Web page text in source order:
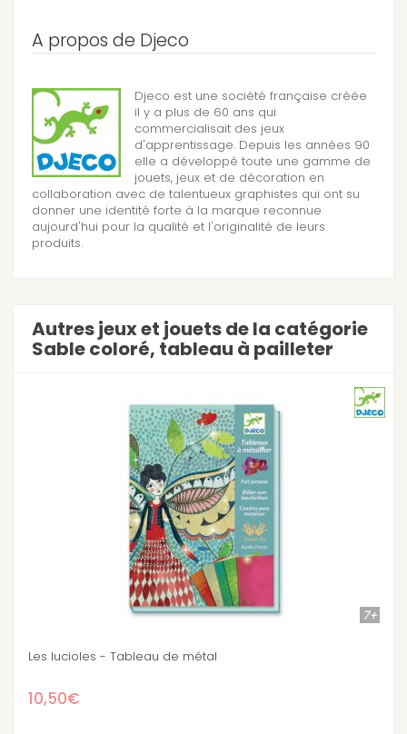
A propos de Djeco
Djeco est une société française créée
il y a plus de 60 ans qui
commercialisait des jeux
d'apprentissage. Depuis les années 90
elle a développé toute une gamme de
jouets, jeux et de décoration en
collaboration avec de talentueux graphistes qui ont su
donner une identité forte à la marque reconnue
aujourd'hui pour la qualité et l'originalité de leurs
produits.
Autres jeux et jouets de la catégorie
Sable coloré, tableau à pailleter
Eblouissants oiseaux - Sables colorés